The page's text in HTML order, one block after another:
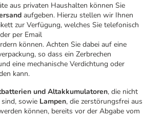
aus privaten Haushalten können Sie
aufgeben. Hierzu stellen wir Ihnen
zur Verfügung, welches Sie telefonisch
per Email
können. Achten Sie dabei auf eine
so dass ein Zerbrechen
eine mechanische Verdichtung oder
kann.
und Altakkumulatoren, die nicht
sowie Lampen, die zerstörungsfrei aus
können, bereits vor der Abgabe vom